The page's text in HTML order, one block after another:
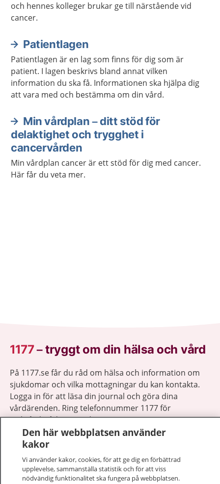
och hennes kolleger brukar ge till närstående vid
cancer.
Patientlagen
Patientlagen är en lag som finns för dig som är
patient. I lagen beskrivs bland annat vilken
information du ska få. Informationen ska hjälpa dig
att vara med och bestämma om din vård.
Min vårdplan – ditt stöd för
delaktighet och trygghet i
cancervården
Min vårdplan cancer är ett stöd för dig med cancer.
Här får du veta mer.
1177–tryggt om din hälsa och vård
På 1177.se får du råd om hälsa och information om
sjukdomar och vilka mottagningar du kan kontakta.
Logga in för att läsa din journal och göra dina
vårdärenden. Ring telefonnummer 1177 för
sjukvårdsrådgivning dygnet runt.
1177 ger dig råd när du vill må bättre.
Den här webbplatsen använder
kakor
Vi använder kakor, cookies, för att ge dig en förbättrad
upplevelse, sammanställa statistik och för att viss
nödvändig funktionalitet ska fungera på webbplatsen.